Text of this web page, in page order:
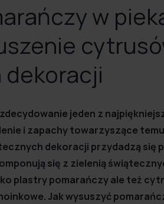
w
jeden z
i zapachy towarzyszące
dekoracji przydadzą się
się z zielenią
plastry pomarańczy ale też
Jak wysuszyć